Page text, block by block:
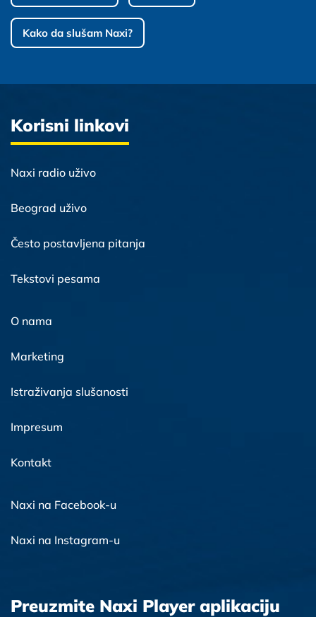
Kako da slušam Naxi?
Korisni linkovi
Naxi radio uživo
Beograd uživo
Često postavljena pitanja
Tekstovi pesama
O nama
Marketing
Istraživanja slušanosti
Impresum
Kontakt
Naxi na Facebook-u
Naxi na Instagram-u
Preuzmite Naxi Player aplikaciju